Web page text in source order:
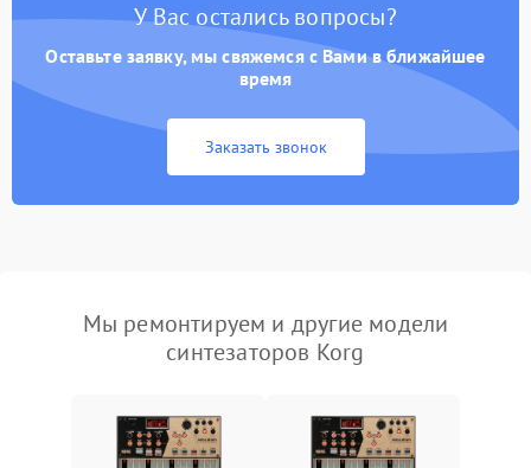
У Вас остались вопросы?
Оставьте заявку, мы свяжемся с Вами в ближайшее
время
Заказать звонок
Мы ремонтируем и другие модели
синтезаторов Korg